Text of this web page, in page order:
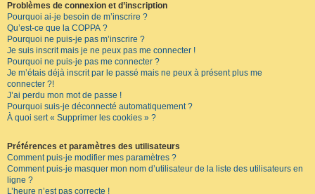
Problèmes de connexion et d’inscription
Pourquoi ai-je besoin de m’inscrire ?
Qu’est-ce que la COPPA ?
Pourquoi ne puis-je pas m’inscrire ?
Je suis inscrit mais je ne peux pas me connecter !
Pourquoi ne puis-je pas me connecter ?
Je m’étais déjà inscrit par le passé mais ne peux à présent plus me
connecter ?!
J’ai perdu mon mot de passe !
Pourquoi suis-je déconnecté automatiquement ?
À quoi sert « Supprimer les cookies » ?
Préférences et paramètres des utilisateurs
Comment puis-je modifier mes paramètres ?
Comment puis-je masquer mon nom d’utilisateur de la liste des utilisateurs en
ligne ?
L’heure n’est pas correcte !